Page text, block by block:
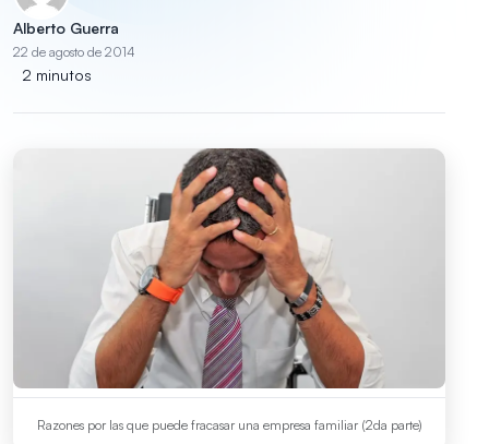
Alberto Guerra
22 de agosto de 2014
2 minutos
Razones por las que puede fracasar una empresa familiar (2da parte)